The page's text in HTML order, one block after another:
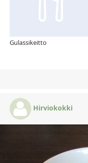
Gulassikeitto
Hirviokokki